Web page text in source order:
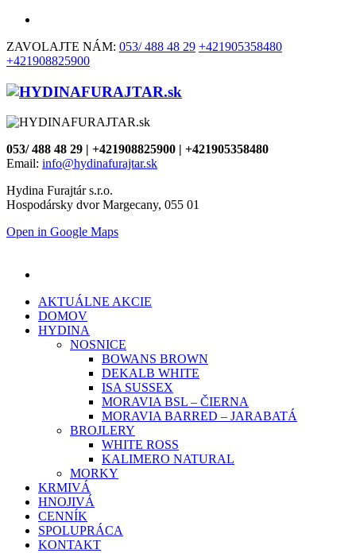
ZAVOLAJTE NÁM: 053/ 488 48 29 +421905358480
+421908825900
053/ 488 48 29 | +421908825900 | +421905358480
Email: info@hydinafurajtar.sk
Hydina Furajtár s.r.o.
Hospodársky dvor Margecany, 055 01
Open in Google Maps
AKTUÁLNE AKCIE
DOMOV
HYDINA
NOSNICE
BOWANS BROWN
DEKALB WHITE
ISA SUSSEX
MORAVIA BSL – ČIERNA
MORAVIA BARRED – JARABATÁ
BROJLERY
WHITE ROSS
KALIMERO NATURAL
MORKY
KRMIVÁ
HNOJIVÁ
CENNÍK
SPOLUPRÁCA
KONTAKT